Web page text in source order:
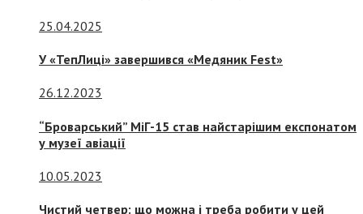
25.04.2025
У «ТепЛиці» завершився «Медяник Fest»
26.12.2023
“Броварський” МіГ-15 став найстарішим експонатом
у музеї авіації
10.05.2023
Чистий четвер: що можна і треба робити у цей